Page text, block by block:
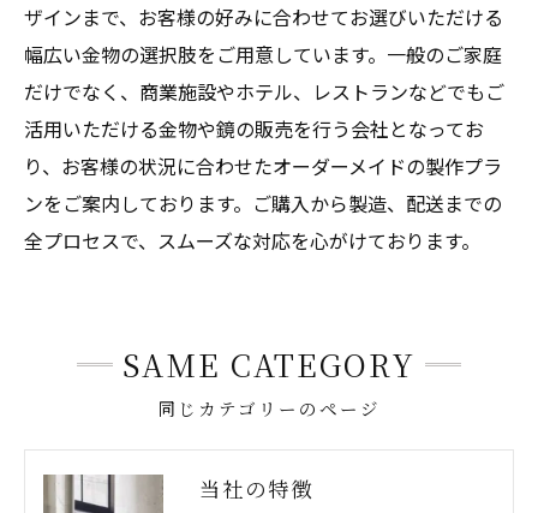
ザインまで、お客様の好みに合わせてお選びいただける
幅広い金物の選択肢をご用意しています。一般のご家庭
だけでなく、商業施設やホテル、レストランなどでもご
活用いただける金物や鏡の販売を行う会社となってお
り、お客様の状況に合わせたオーダーメイドの製作プラ
ンをご案内しております。ご購入から製造、配送までの
全プロセスで、スムーズな対応を心がけております。
同じカテゴリーのページ
SAME CATEGORY
当社の特徴